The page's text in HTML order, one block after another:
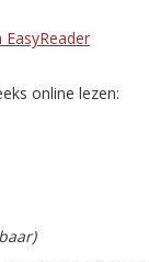
EasyReader
online lezen: